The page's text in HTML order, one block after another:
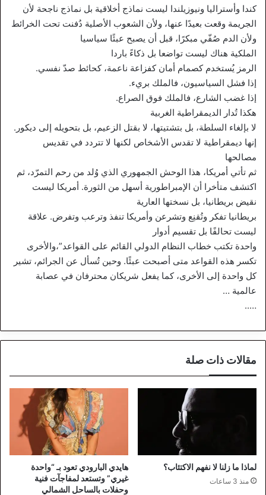
كندا وأستراليا ونيوزيلندا ليست نماذج أخلاقية بل نماذج ناجحة لأن
الجريمة وقعت بعيدًا عنها، ولأن الشعوب الأصلية دُفنت تحت الخرائط
ولأن الدم صُفّي مبكرًا، قبل أن يصبح عبئًا سياسيا
الملكية هناك ليست تواضعا بل ذكاءً باردا
الرمز يُستخدم كصمام أمان كفزاعة ناعمة، كحائط صدّ نفسي.
إذا فشل السياسيون، فالملك بريء.
إذا غضب الشارع، فالملك فوق الصراع.
هكذا تُدار الديمقراطية الغربية
لا بإلغاء السلطة، بل بتشتيتها، لا بقتل الزعيم، بل بتحويله إلى ديكور.
إنها ديمقراطية لا تقدس الأشخاص لكنها لا تتردد في تقديس
مصالحها
ثم تأتي أمريكا، هذا الوحش الجمهوري الذي وُلد من رحم التمرّد، ثم
اكتشف متأخرا أن الإمبراطورية أسهل من الثورة. أمريكا ليست
نقيض بريطانيا، بل نسختها العارية
بريطانيا تفكر وتُقنِع وتشرعن وأمريكا تنفذ وترعب وتفرض. علاقة
ليست تحالفًا بل تقسيم أدوار
واحدة تكتب خطاب النظام الدولي القائم على القواعد”،والأخرى
تكسر هذه القواعد متى أصبحت عبئًا. وحين تُسأل عن الجرائم، تشير
كل واحدة إلى الأخرى، كما يفعل شريكان محترفان في عصابة
عالمية …
…..
مقالات ذات صلة
لماذا ما زلنا لا نفهم الاكتئاب؟
منذ 3 ساعات
هايدي البارودي تعود بـ “واحدة
غيري” وتستعد لمفاجآت فنية
وحفلات بالساحل الشمالي